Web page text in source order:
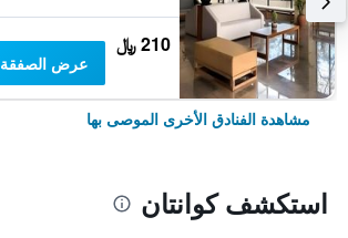
210 ﷼
عرض الصفقة
مشاهدة الفنادق الأخرى الموصى بها
استكشف كوانتان